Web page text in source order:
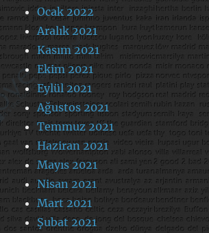
Ocak 2022
Aralık 2021
Kasım 2021
Ekim 2021
Eylül 2021
Ağustos 2021
Temmuz 2021
Haziran 2021
Mayıs 2021
Nisan 2021
Mart 2021
Şubat 2021